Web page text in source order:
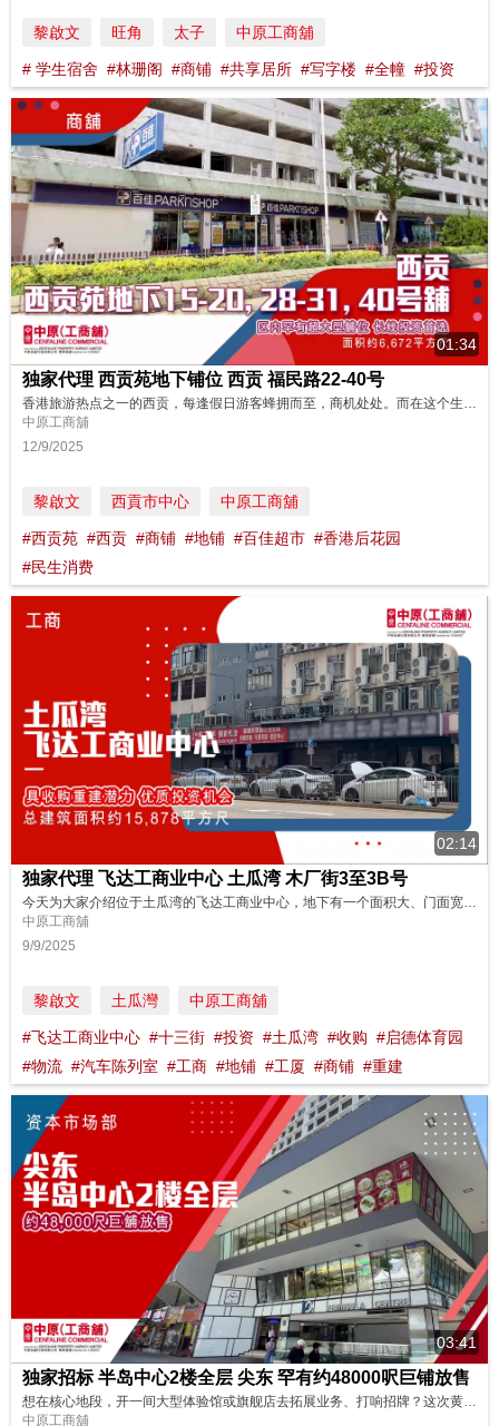
黎啟文 旺角 太子 中原工商舖
# 学生宿舍 #林珊阁 #商铺 #共享居所 #写字楼 #全幢 #投资
01:34
独家代理 西贡苑地下铺位 西贡 福民路22-40号
香港旅游热点之一的西贡，每逢假日游客蜂拥而至，商机处处。而在这个生活社区，现在有一个由大型超市租用的巨铺正在放售中。马上收看了解更多！ 请即联络中原(工商铺)了解更多详情！ https://oir.centanet.com/all/retail/new-territories-sai-kung-sai-kungfuk-man-road/detail/2782810a-8a12-4400-bbb7...
中原工商舖
12/9/2025
黎啟文 西貢市中心 中原工商舖
#西贡苑 #西贡 #商铺 #地铺 #百佳超市 #香港后花园
#民生消费
02:14
独家代理 飞达工商业中心 土瓜湾 木厂街3至3B号
今天为大家介绍位于土瓜湾的飞达工商业中心，地下有一个面积大、门面宽的商铺契物业，用途广泛；而且邻近大型重建项目，潜力特高！马上去看看吧！ 请即联络中原(工商铺)了解更多详情！ https://tinyurl.com/oir874WVM 物业编号 : 874WVM 广告日期 : 9/9/2025 物业成交持续更新，销售状态以中原(工商铺)网站资讯为准。
中原工商舖
9/9/2025
黎啟文 土瓜灣 中原工商舖
#飞达工商业中心 #十三街 #投资 #土瓜湾 #收购 #启德体育园
#物流 #汽车陈列室 #工商 #地铺 #工厦 #商铺 #重建
03:41
独家招标 半岛中心2楼全层 尖东 罕有约48000呎巨铺放售
中原工商舖